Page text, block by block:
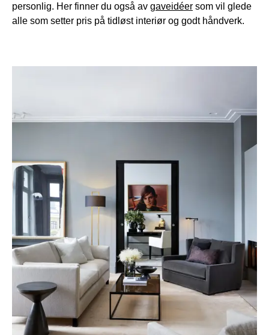
personlig. Her finner du også av gaveidéer som vil glede
alle som setter pris på tidløst interiør og godt håndverk.